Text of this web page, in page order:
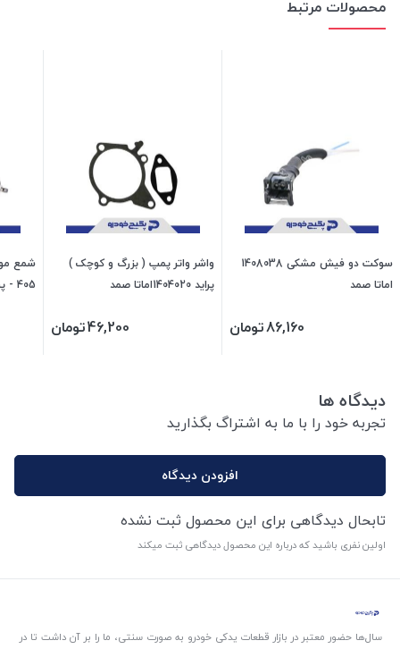
محصولات مرتبط
سوکت دو فیش مشکی 1408038
اماتا صمد
86,160تومان
واشر واتر پمپ ( بزرگ و کوچک )
پراید 1404020اماتا صمد
46,200تومان
405 - پراید 1108121 اماتا صمد
دیدگاه ها
تجربه خود را با ما به اشتراگ بگذارید
افزودن دیدگاه
تابحال دیدگاهی برای این محصول ثبت نشده
اولین نفری باشید که درباره این محصول دیدگاهی ثبت میکند
سال‌ها حضور معتبر در بازار قطعات یدکی خودرو به صورت سنتی، ما را بر آن داشت تا در